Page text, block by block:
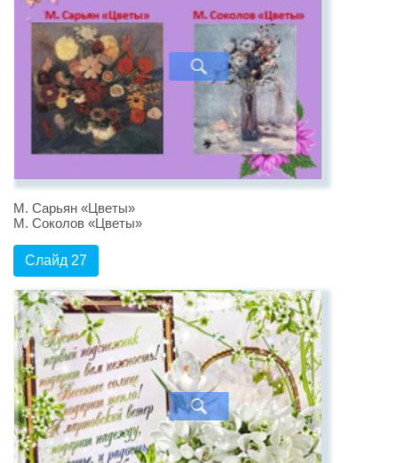
М. Сарьян «Цветы»
М. Соколов «Цветы»
Слайд 27